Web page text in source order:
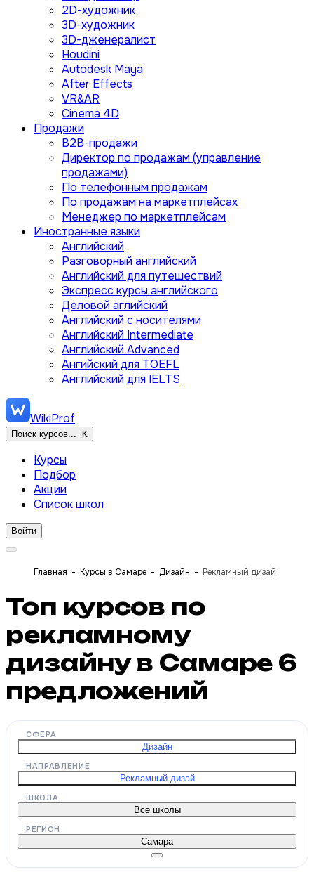
2D-художник
3D-художник
3D-дженералист
Houdini
Autodesk Maya
After Effects
VR&AR
Cinema 4D
Продажи
B2B-продажи
Директор по продажам (управление
продажами)
По телефонным продажам
По продажам на маркетплейсах
Менеджер по маркетплейсам
Иностранные языки
Английский
Разговорный английский
Английский для путешествий
Экспресс курсы английского
Деловой аглийский
Английский с носителями
Английский Intermediate
Английский Advanced
Ангийский для TOEFL
Английский для IELTS
WikiProf
Поиск курсов... K
Курсы
Подбор
Акции
Список школ
Войти
Главная Курсы в Самаре Дизайн Рекламный дизай
Топ курсов по
рекламному
дизайну в Самаре 6
предложений
СФЕРА
Дизайн
НАПРАВЛЕНИЕ
Рекламный дизай
ШКОЛА
Все школы
РЕГИОН
Самара